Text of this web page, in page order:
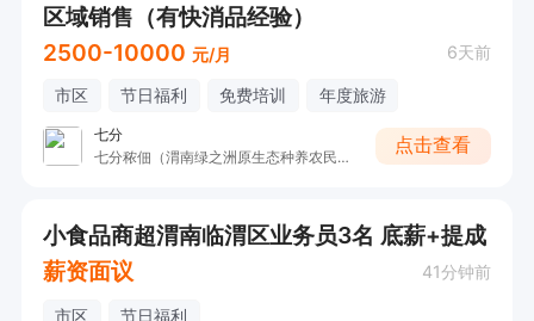
区域销售（有快消品经验）
2500-10000 元/月 6天前
市区 节日福利 免费培训 年度旅游
七分
七分秾佃（渭南绿之洲原生态种养农民专业合作社）
点击查看
小食品商超渭南临渭区业务员3名 底薪+提成
薪资面议
41分钟前
市区 节日福利